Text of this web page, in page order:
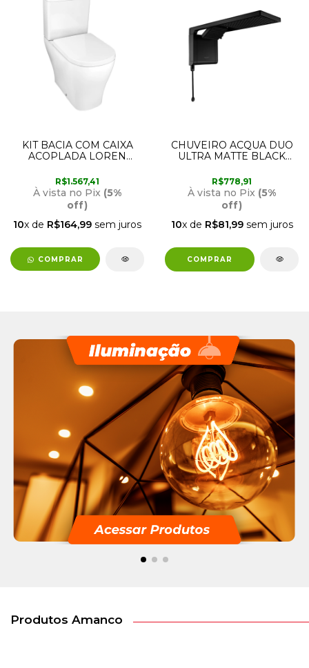
KIT BACIA COM CAIXA
ACOPLADA LOREN
R$1.567,41
À vista no Pix (5%
off)
10x de R$164,99 sem juros
COMPRAR
CHUVEIRO ACQUA DUO
ULTRA MATTE BLACK
LORENZETTI
R$778,91
À vista no Pix (5%
off)
10x de R$81,99sem juros
Produtos Amanco